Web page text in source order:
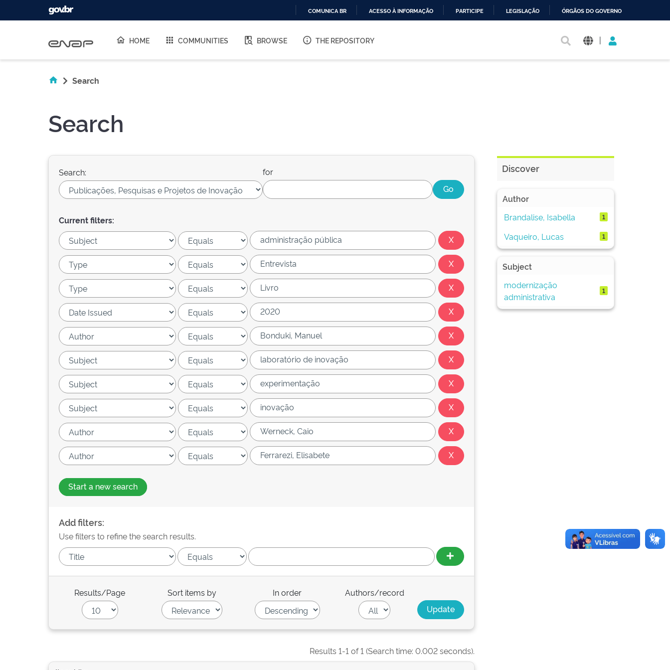
O
COMUNICA BR ACESSO À INFORMAÇÃO PARTICIPE LEGISLAÇÃO ÓRGÃOS DO GOVERNO
HOME COMMUNITIES BROWSE THE REPOSITORY |
Search
Search
Search: for
Current filters:
Start a new search
Add filters:
Use filters to refine the search results.
Results/Page Sort items by In order Authors/record
Results 1-1 of 1 (Search time: 0.002 seconds).
Discover
Author
Brandalise, Isabella
1
Vaqueiro, Lucas 1
Subject
modernização
administrativa
1